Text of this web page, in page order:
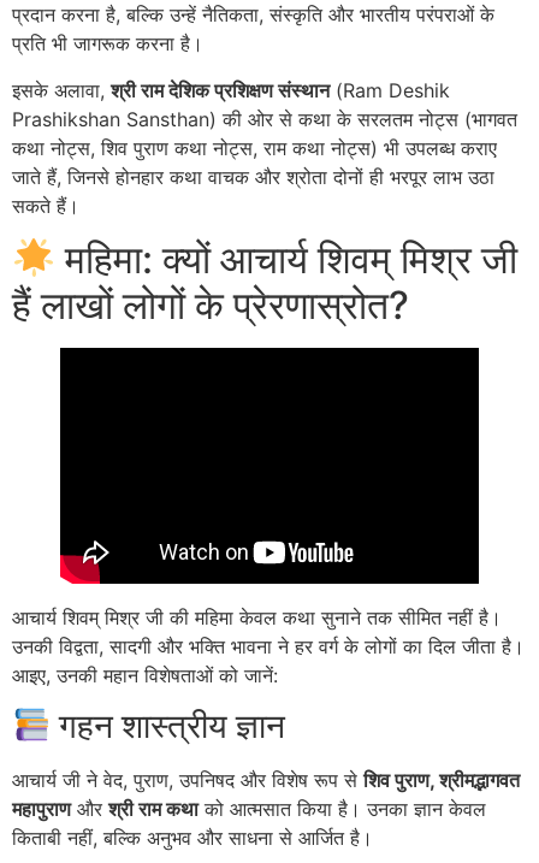
प्रदान करना है, बल्कि उन्हें नैतिकता, संस्कृति और भारतीय परंपराओं के
प्रति भी जागरूक करना है।
इसके अलावा,श्री राम देशिक प्रशिक्षण संस्थान(Ram Deshik
Prashikshan Sansthan) की ओर से कथा के सरलतम नोट्स (भागवत
कथा नोट्स, शिव पुराण कथा नोट्स, राम कथा नोट्स) भी उपलब्ध कराए
जाते हैं, जिनसे होनहार कथा वाचक और श्रोता दोनों ही भरपूर लाभ उठा
सकते हैं।
महिमा: क्यों आचार्य शिवम् मिश्र जी
हैं लाखों लोगों के प्रेरणास्रोत?
आचार्य शिवम् मिश्र जी की महिमा केवल कथा सुनाने तक सीमित नहीं है।
उनकी विद्वता, सादगी और भक्ति भावना ने हर वर्ग के लोगों का दिल जीता है।
आइए, उनकी महान विशेषताओं को जानें:
गहन शास्त्रीय ज्ञान
आचार्य जी ने वेद, पुराण, उपनिषद और विशेष रूप सेशिव पुराण, श्रीमद्भागवत
महापुराणऔरश्री राम कथाको आत्मसात किया है। उनका ज्ञान केवल
किताबी नहीं, बल्कि अनुभव और साधना से आर्जित है।